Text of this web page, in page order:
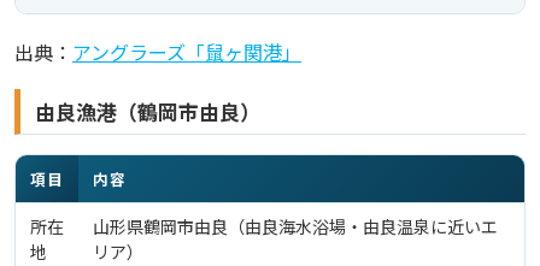
出典： アングラーズ「鼠ヶ関港」
由良漁港（鶴岡市由良）
項目 内容
所在
地
山形県鶴岡市由良（由良海水浴場・由良温泉に近いエ
リア）